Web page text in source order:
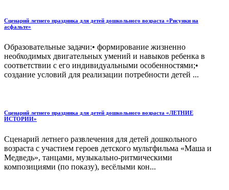
Сценарий летнего праздника для детей дошкольного возраста «Рисунки на
асфальте»
Образовательные задачи:• формирование жизненно
необходимых двигательных умений и навыков ребенка в
соответствии с его индивидуальными особенностями;•
создание условий для реализации потребности детей ...
Сценарий летнего праздника для детей дошкольного возраста «ЛЕТНИЕ
ИСТОРИИ»
Cценарий летнего развлечения для детей дошкольного
возраста с участием героев детского мультфильма «Маша и
Медведь», танцами, музыкально-ритмическими
композициями (по показу), весёлыми кон...